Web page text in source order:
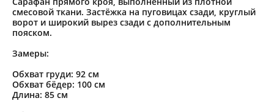
смесовой ткани. Застёжка на пуговицах сзади, круглый
ворот и широкий вырез сзади с дополнительным
пояском.
Замеры:
Обхват груди: 92 см
Обхват бёдер: 100 см
Длина: 85 см